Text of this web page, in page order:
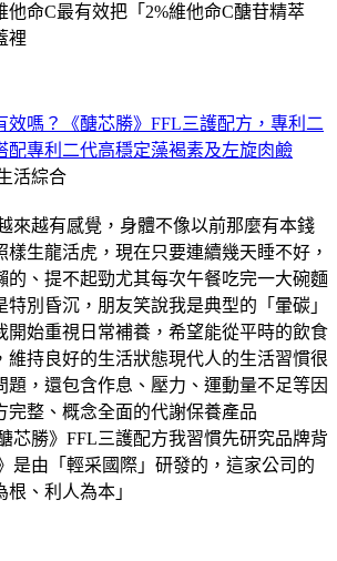
他命C最有效把「2%維他命C醣苷精萃
裡
效嗎？《醣芯勝》FFL三護配方，專利二
配專利二代高穩定藻褐素及左旋肉鹼
活綜合
來越有感覺，身體不像以前那麼有本錢
樣生龍活虎，現在只要連續幾天睡不好，
的、提不起勁尤其每次午餐吃完一大碗麵
別昏沉，朋友笑說我是典型的「暈碳」
開始重視日常補養，希望能從平時的飲食
維持良好的生活狀態現代人的生活習慣很
題，還包含作息、壓力、運動量不足等因
完整、概念全面的代謝保養產品
芯勝》FFL三護配方我習慣先研究品牌背
是由「輕采國際」研發的，這家公司的
、利人為本」